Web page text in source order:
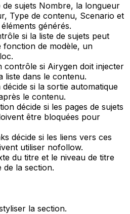
sujets Nombre, la longueur
, Type de contenu, Scenario et
générés.
si la liste de sujets peut
fonction de modèle, un
contrôle si Airygen doit injecter
liste dans le contenu.
décide si la sortie automatique
le contenu.
décide si les pages de sujets
être bloquées pour
décide si les liens vers ces
utiliser nofollow.
du titre et le niveau de titre
de la section.
la section.